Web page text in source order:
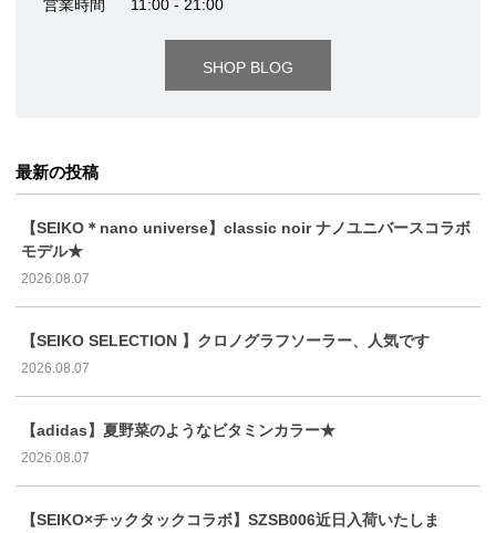
営業時間 11:00 - 21:00
SHOP BLOG
最新の投稿
【SEIKO＊nano universe】classic noir ナノユニバースコラボ
モデル★
2026.08.07
【SEIKO SELECTION 】クロノグラフソーラー、人気です
2026.08.07
【adidas】夏野菜のようなビタミンカラー★
2026.08.07
【SEIKO×チックタックコラボ】SZSB006近日入荷いたしま